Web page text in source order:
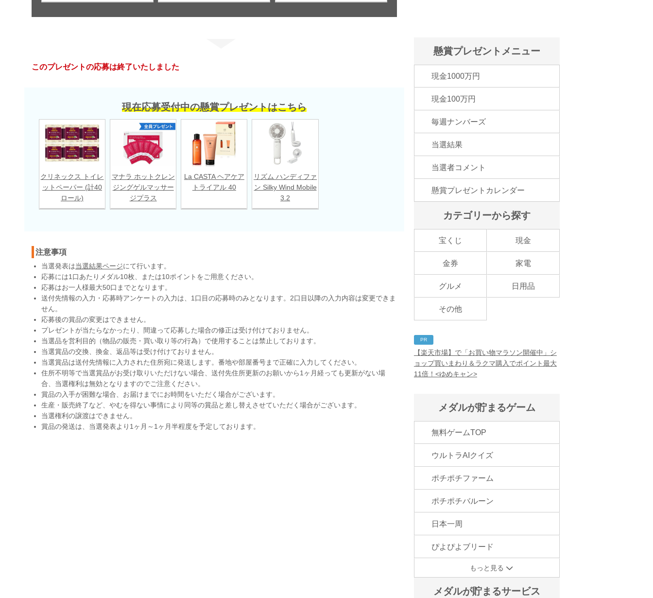
このプレゼントの応募は終了いたしました
現在応募受付中の懸賞プレゼントはこちら
クリネックス トイレ
ットペーパー (計40
ロール)
マナラ ホットクレン
ジングゲルマッサー
ジプラス
La CASTA ヘアケア
トライアル 40
リズム ハンディファ
ン Silky Wind Mobile
3.2
注意事項
当選発表は当選結果ページにて行います。
応募には1口あたりメダル10枚、または10ポイントをご用意ください。
応募はお一人様最大50口までとなります。
送付先情報の入力・応募時アンケートの入力は、1口目の応募時のみとなります。2口目以降の入力内容は変更できま
せん。
応募後の賞品の変更はできません。
プレゼントが当たらなかったり、間違って応募した場合の修正は受け付けておりません。
当選品を営利目的（物品の販売・買い取り等の行為）で使用することは禁止しております。
当選賞品の交換、換金、返品等は受け付けておりません。
当選賞品は送付先情報に入力された住所宛に発送します。番地や部屋番号まで正確に入力してください。
住所不明等で当選賞品がお受け取りいただけない場合、送付先住所更新のお願いから1ヶ月経っても更新がない場
合、当選権利は無効となりますのでご注意ください。
賞品の入手が困難な場合、お届けまでにお時間をいただく場合がございます。
生産・販売終了など、やむを得ない事情により同等の賞品と差し替えさせていただく場合がございます。
当選権利の譲渡はできません。
賞品の発送は、当選発表より1ヶ月～1ヶ月半程度を予定しております。
懸賞プレゼントメニュー
現金1000万円
現金100万円
毎週ナンバーズ
当選結果
当選者コメント
懸賞プレゼントカレンダー
カテゴリーから探す
宝くじ 現金
金券 家電
グルメ 日用品
その他
PR
【楽天市場】で「お買い物マラソン開催中」シ
ョップ買いまわり＆ラクマ購入でポイント最大
11倍！<ゆめキャン>
メダルが貯まるゲーム
無料ゲームTOP
ウルトラAIクイズ
ポチポチファーム
ポチポチバルーン
日本一周
ぴよぴよブリード
もっと見る
メダルが貯まるサービス